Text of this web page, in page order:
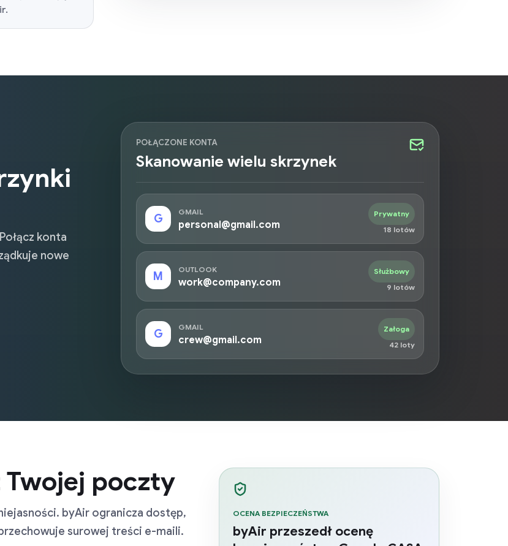
konta
nowe
POŁĄCZONE KONTA
Skanowanie wielu skrzynek
G
GMAIL
personal@gmail.com
Prywatny
18 lotów
M
OUTLOOK
work@company.com
Służbowy
9 lotów
G
GMAIL
crew@gmail.com
Załoga
42 loty
poczty
byAir ogranicza dostęp,
surowej treści e-maili.
OCENA BEZPIECZEŃSTWA
byAir przeszedł ocenę